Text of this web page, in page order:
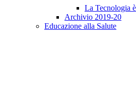
La Tecnologia
Archivio 2019-20
Educazione alla Salute